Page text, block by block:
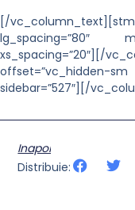
[/
lg_spacing=”80″
xs_spacing=”20″][/
sidebar=”527″][/
Inapoi
Distribuie: